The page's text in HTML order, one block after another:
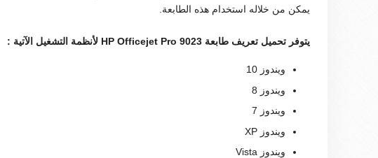
يمكن من خلاله استخدام هذه الطابعة.
يتوفر تحميل تعريف طابعة HP Officejet Pro 9023 لأنظمة التشغيل الآتية :
ويندوز 10
ويندوز 8
ويندوز 7
ويندوز XP
ويندوز Vista